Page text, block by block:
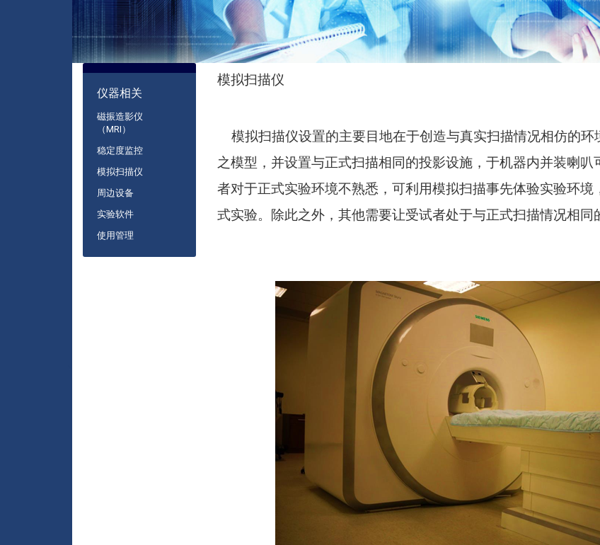
仪器相关
磁振造影仪
（MRI）
稳定度监控
模拟扫描仪
周边设备
实验软件
使用管理
模拟扫描仪
模拟扫描仪设置的主要目地在于创造与真实扫描情况相仿的环
之模型，并设置与正式扫描相同的投影设施，于机器内并装喇
者对于正式实验环境不熟悉，可利用模拟扫描事先体验实验环
式实验。除此之外，其他需要让受试者处于与正式扫描情况相同